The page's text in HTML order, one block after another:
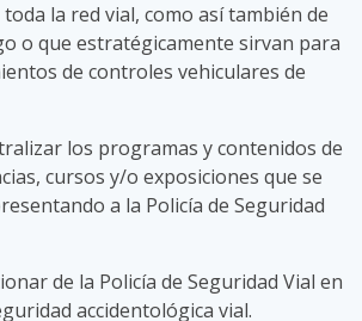
la red vial, como así también de
o que estratégicamente sirvan para
de controles vehiculares de
los programas y contenidos de
cursos y/o exposiciones que se
a la Policía de Seguridad
de la Policía de Seguridad Vial en
accidentológica vial.